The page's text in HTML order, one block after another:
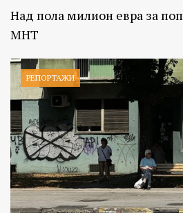
Над пола милион евра за
МНТ
РЕПОРТАЖИ